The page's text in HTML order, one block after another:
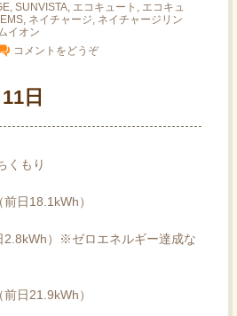
, SUNVISTA, エコキュート , エコキュ
, ネイチャージ, ネイチャージリン
イオン
コメントをどうぞ
日
もり
日18.1kWh）
）※ゼロエネルギー達成な
日21.9kWh）